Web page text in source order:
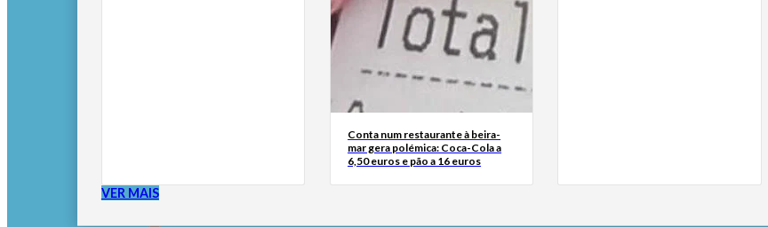
Conta num restaurante à beira-
mar gera polémica: Coca-Cola a
6,50 euros e pão a 16 euros
VER MAIS